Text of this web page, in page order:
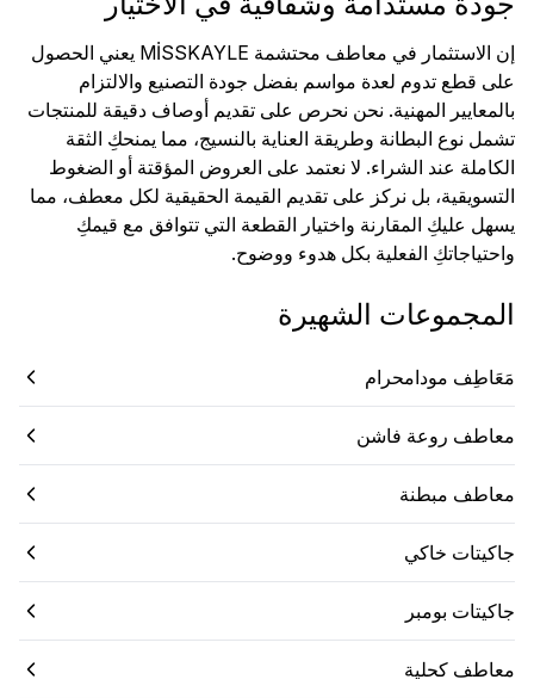
إن الاستثمار في معاطف محتشمة MİSSKAYLE يعني الحصول
على قطع تدوم لعدة مواسم بفضل جودة التصنيع والالتزام
بالمعايير المهنية. نحن نحرص على تقديم أوصاف دقيقة للمنتجات
تشمل نوع البطانة وطريقة العناية بالنسيج، مما يمنحكِ الثقة
الكاملة عند الشراء. لا نعتمد على العروض المؤقتة أو الضغوط
التسويقية، بل نركز على تقديم القيمة الحقيقية لكل معطف، مما
يسهل عليكِ المقارنة واختيار القطعة التي تتوافق مع قيمكِ
واحتياجاتكِ الفعلية بكل هدوء ووضوح.
المجموعات الشهيرة
مَعَاطِف مودامحرام
معاطف روعة فاشن
معاطف مبطنة
جاكيتات خاكي
جاكيتات بومبر
معاطف كحلية